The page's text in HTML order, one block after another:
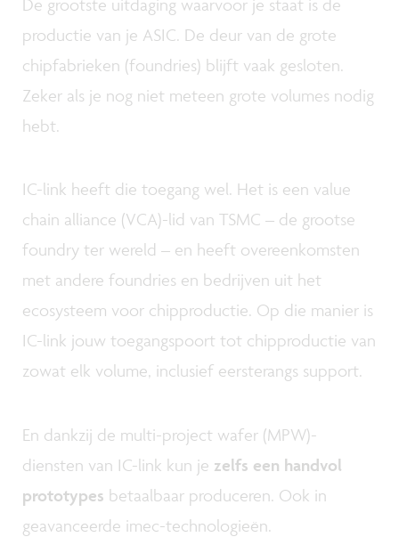
De grootste uitdaging waarvoor je staat is de
productie van je ASIC. De deur van de grote
chipfabrieken (foundries) blijft vaak gesloten.
Zeker als je nog niet meteen grote volumes nodig
hebt.
IC-link heeft die toegang wel. Het is een value
chain alliance (VCA)-lid van TSMC – de grootse
foundry ter wereld – en heeft overeenkomsten
met andere foundries en bedrijven uit het
ecosysteem voor chipproductie. Op die manier is
IC-link jouw toegangspoort tot chipproductie van
zowat elk volume, inclusief eersterangs support.
En dankzij de multi-project wafer (MPW)-
diensten van IC-link kun je zelfs een handvol
prototypes betaalbaar produceren. Ook in
geavanceerde imec-technologieën.